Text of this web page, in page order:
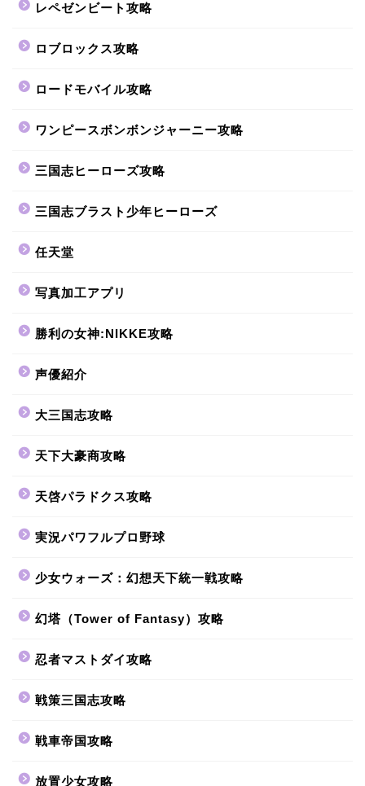
レペゼンビート攻略
ロブロックス攻略
ロードモバイル攻略
ワンピースボンボンジャーニー攻略
三国志ヒーローズ攻略
三国志ブラスト少年ヒーローズ
任天堂
写真加工アプリ
勝利の女神:NIKKE攻略
声優紹介
大三国志攻略
天下大豪商攻略
天啓パラドクス攻略
実況パワフルプロ野球
少女ウォーズ：幻想天下統一戦攻略
幻塔（Tower of Fantasy）攻略
忍者マストダイ攻略
戦策三国志攻略
戦車帝国攻略
放置少女攻略